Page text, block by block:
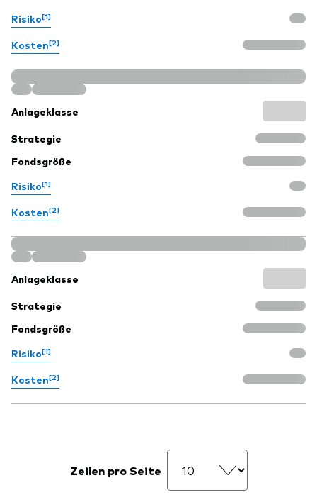
Risiko[1]
Kosten[2]
Anlageklasse
Strategie
Fondsgröße
Risiko[1]
Kosten[2]
Anlageklasse
Strategie
Fondsgröße
Risiko[1]
Kosten[2]
Zeilen pro Seite